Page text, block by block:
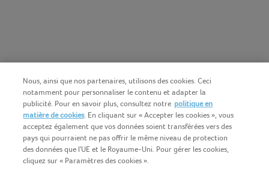
Nous, ainsi que nos partenaires, utilisons des cookies. Ceci
notamment pour personnaliser le contenu et adapter la
publicité. Pour en savoir plus, consultez notre politique en
matière de cookies. En cliquant sur « Accepter les cookies », vous
acceptez également que vos données soient transférées vers des
pays qui pourraient ne pas offrir le même niveau de protection
des données que l'UE et le Royaume-Uni. Pour gérer les cookies,
cliquez sur « Paramètres des cookies ».